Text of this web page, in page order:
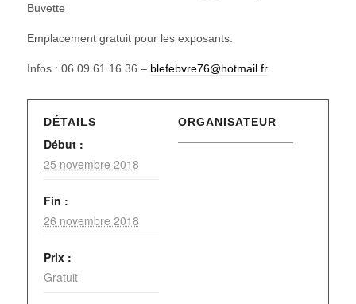
Buvette
Emplacement gratuit pour les exposants.
Infos : 06 09 61 16 36 – blefebvre76@hotmail.fr
DÉTAILS
Début :
25 novembre 2018
Fin :
26 novembre 2018
Prix :
Gratuit
ORGANISATEUR